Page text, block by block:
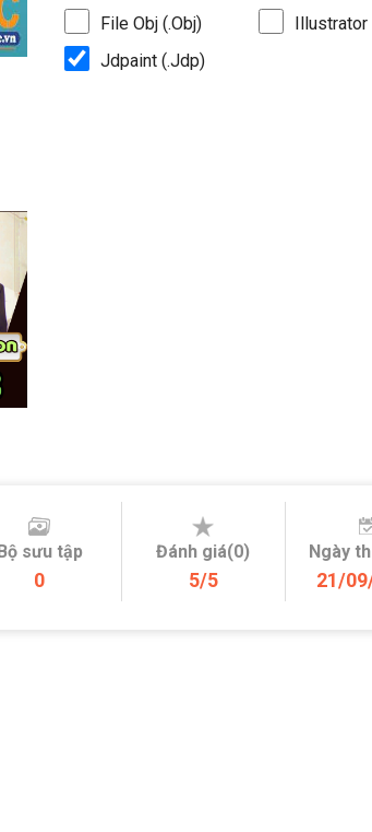
File Obj (.Obj)
Illustrator
Jdpaint (.Jdp)
Bộ sưu tập
0
Đánh giá(0)
5/5
Ngày
21/